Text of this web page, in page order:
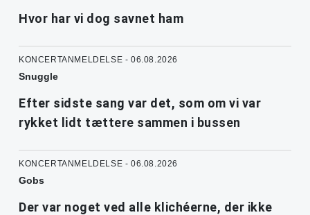
Hvor har vi dog savnet ham
KONCERTANMELDELSE - 06.08.2026
Snuggle
Efter sidste sang var det, som om vi var
rykket lidt tættere sammen i bussen
KONCERTANMELDELSE - 06.08.2026
Gobs
Der var noget ved alle klichéerne, der ikke